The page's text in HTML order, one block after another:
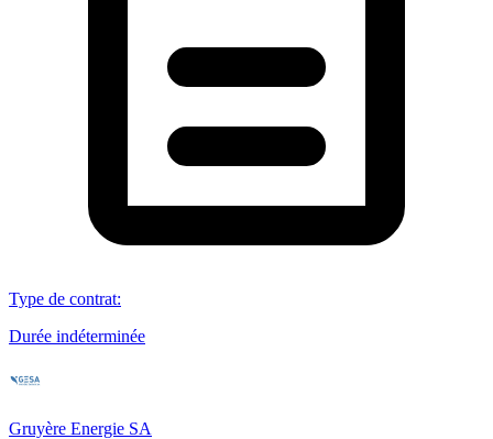
Type de contrat:
Durée indéterminée
Gruyère Energie SA